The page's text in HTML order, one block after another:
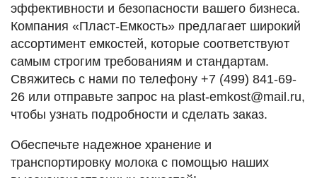
эффективности и безопасности вашего бизнеса.
Компания «Пласт-Емкость» предлагает широкий
ассортимент емкостей, которые соответствуют
самым строгим требованиям и стандартам.
Свяжитесь с нами по телефону +7 (499) 841-69-
26 или отправьте запрос на plast-emkost@mail.ru,
чтобы узнать подробности и сделать заказ.
Обеспечьте надежное хранение и
транспортировку молока с помощью наших